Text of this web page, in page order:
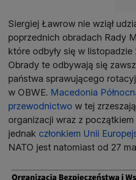
Siergiej Ławrow nie wziął
poprzednich obradach Rady
które odbyły się w
Obrady te odbywają się
państwa sprawującego
w OBWE. Macedonia
przewodnictwo w tej
organizacji wraz z
jednak członkiem Unii
NATO jest natomiast od 27